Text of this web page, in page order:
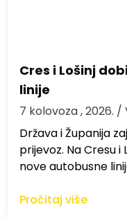
Cres i Lošinj
linije
7 kolovoza , 2026. /
Država i Županija
prijevoz. Na Cresu i
nove autobusne
Pročitaj više